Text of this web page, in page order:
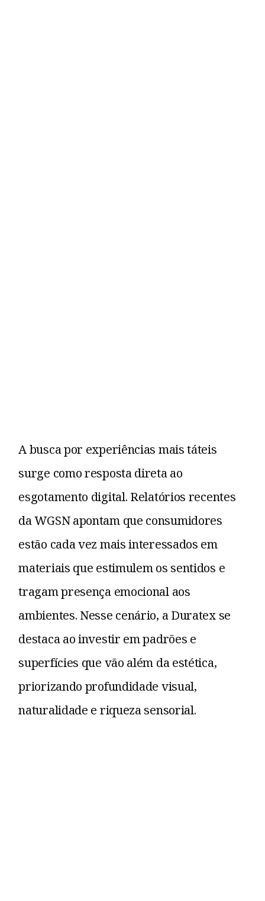
A busca por experiências mais táteis
surge como resposta direta ao
esgotamento digital. Relatórios recentes
da WGSN apontam que consumidores
estão cada vez mais interessados em
materiais que estimulem os sentidos e
tragam presença emocional aos
ambientes. Nesse cenário, a Duratex se
destaca ao investir em padrões e
superfícies que vão além da estética,
priorizando profundidade visual,
naturalidade e riqueza sensorial.